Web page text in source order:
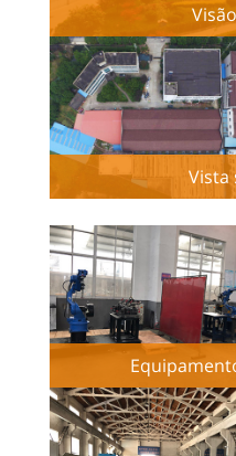
Vista